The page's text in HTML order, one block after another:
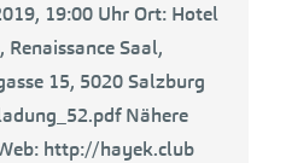
19:00 Uhr Ort: Hotel
Saal,
15, 5020 Salzburg
Nähere
http://hayek.club